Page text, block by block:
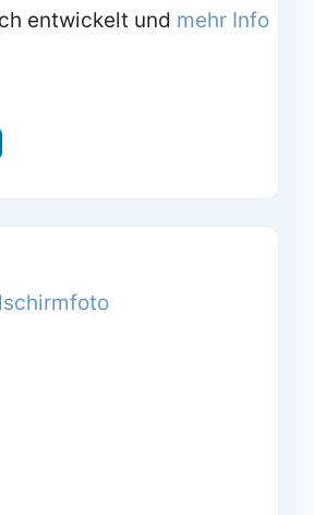
entwickelt und mehr Info